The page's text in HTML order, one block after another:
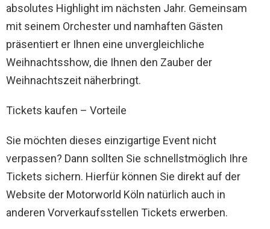
absolutes Highlight im nächsten Jahr. Gemeinsam
mit seinem Orchester und namhaften Gästen
präsentiert er Ihnen eine unvergleichliche
Weihnachtsshow, die Ihnen den Zauber der
Weihnachtszeit näherbringt.
Tickets kaufen – Vorteile
Sie möchten dieses einzigartige Event nicht
verpassen? Dann sollten Sie schnellstmöglich Ihre
Tickets sichern. Hierfür können Sie direkt auf der
Website der Motorworld Köln natürlich auch in
anderen Vorverkaufsstellen Tickets erwerben.